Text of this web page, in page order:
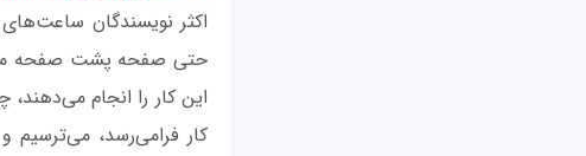
اکثر نویسندگان
حتی صفحه پشت صفحه
این کار را انجام می‌دهند،
کار فرامی‌رسد، می‌ترسیم